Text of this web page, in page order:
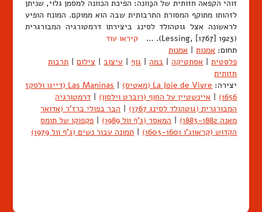
זוהי הקפאה חזותית של הכַּוונה: הפיכת הכוונה למסמן גלוי, שניתן
לזהותו מתוקף המסורת התרבותית שבה הוא ממוקם. המונח הופיע
לראשונה אצל גוטהולד לסינג ביצירתו דרמטורגיה המבורגרית
(Lessing, [1767] 1923). …
קיראו עוד
תחום: אמנות | אמנות
פלסטית | אסתטיקה | במה | גוף | עיצוב | צילום | תרבות
חזותית
יצירה: La Joie de Vivre (מאטיס) |
Las Maninas (דייגו ולסקז
1656)
| איינשטיין על החוף (רוברט וילסון) | דרמטורגיה
המבורגרית (גוטהולד לסינג 1767)
| הבר בפולי ברז'ר (אדואר
מאנה 1883-1882)
| המאסר (ג'ף וול 1989) | פקפוקו של תומס
הקדוש (קראווג'ו 1603-1601)
| תמונה עבור נשים (ג'ף וול 1979)